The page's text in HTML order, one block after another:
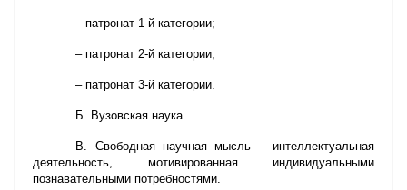
– патронат 1-й категории;
– патронат 2-й категории;
– патронат 3-й категории.
Б. Вузовская наука.
В. Свободная научная мысль – интеллектуальная
деятельность, мотивированная индивидуальными
познавательными потребностями.